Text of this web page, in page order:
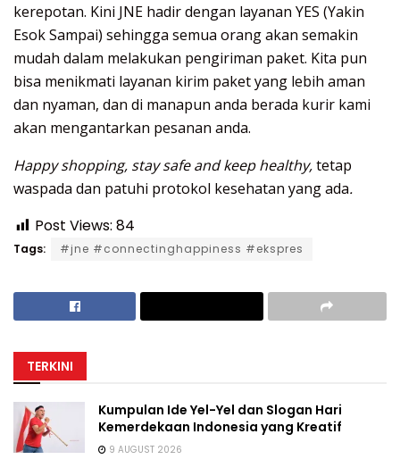
kerepotan. Kini JNE hadir dengan layanan YES (Yakin
Esok Sampai) sehingga semua orang akan semakin
mudah dalam melakukan pengiriman paket. Kita pun
bisa menikmati layanan kirim paket yang lebih aman
dan nyaman, dan di manapun anda berada kurir kami
akan mengantarkan pesanan anda.
Happy shopping, stay safe and keep healthy,tetap
waspada dan patuhi protokol kesehatan yang ada.
Post Views: 84
Tags: #jne #connectinghappiness #ekspres
TERKINI
Kumpulan Ide Yel-Yel dan Slogan Hari
Kemerdekaan Indonesia yang Kreatif
9 AUGUST 2026